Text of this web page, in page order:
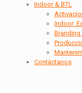
Indoor & BTL
Indoor:
Branding
Contáctanos